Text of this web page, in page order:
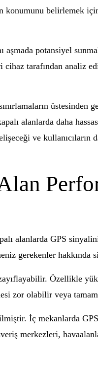
konumunu belirlemek
potansiyel
cihaz tarafından analiz
üstesinden
alanlarda daha
ve
alanlarda GPS
gerekenler hakkında
Özellikle
zor olabilir veya
İç mekanlarda GPS
merkezleri,